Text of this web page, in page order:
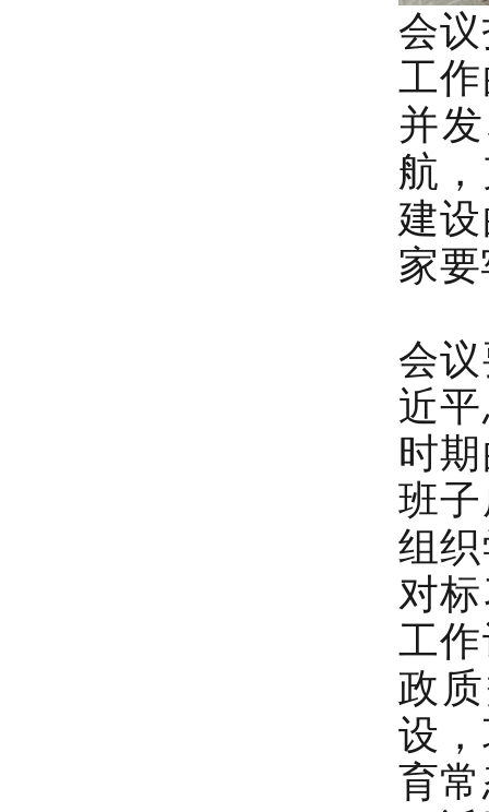
会
工
并
航
建
家
会
近
时
班
组
对
工
政
设
育